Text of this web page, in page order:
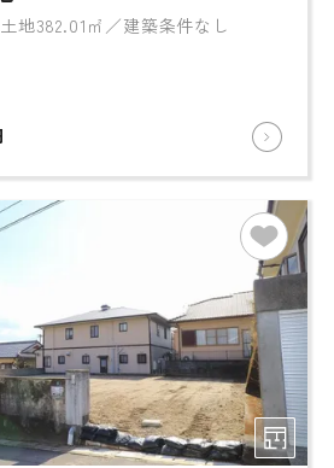
地382.01㎡／建築条件なし